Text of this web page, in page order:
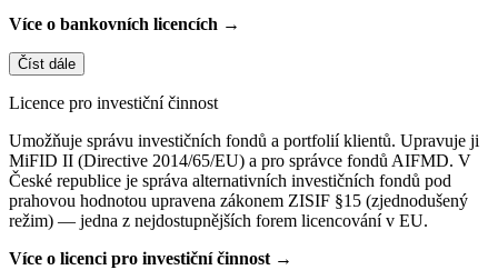
Více o bankovních licencích →
Číst dále
Licence pro investiční činnost
Umožňuje správu investičních fondů a portfolií klientů. Upravuje ji
MiFID II (Directive 2014/65/EU) a pro správce fondů AIFMD. V
České republice je správa alternativních investičních fondů pod
prahovou hodnotou upravena zákonem ZISIF §15 (zjednodušený
režim) — jedna z nejdostupnějších forem licencování v EU.
Více o licenci pro investiční činnost →